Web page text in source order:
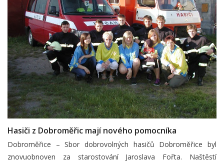
Hasiči z Dobroměřic mají nového pomocníka
Dobroměřice – Sbor dobrovolných hasičů Dobroměřice byl
znovuobnoven za starostování Jaroslava Fořta. Naštěstí